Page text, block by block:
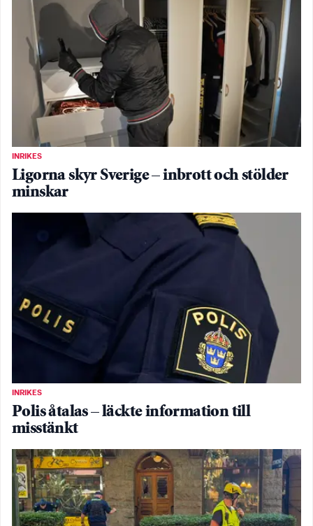
INRIKES
Ligorna skyr Sverige – inbrott och stölder
minskar
INRIKES
Polis åtalas – läckte information till
misstänkt